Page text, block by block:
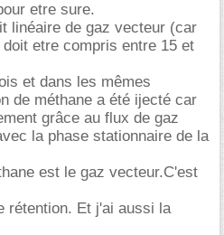
etre sure.
linéaire de gaz vecteur (car
etre compris entre 15 et
et dans les mêmes
de méthane a été ijecté car
grâce au flux de gaz
la phase stationnaire de la
est le gaz vecteur.C'est
rétention. Et j'ai aussi la